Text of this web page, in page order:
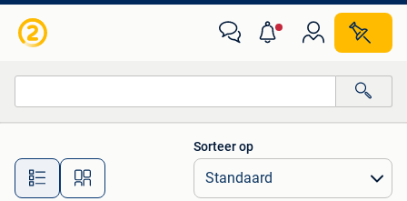
Alle afstanden…
Sorteer op